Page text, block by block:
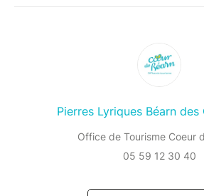
Pierres Lyriques Béarn des
Office de Tourisme Coeur
05 59 12 30 40